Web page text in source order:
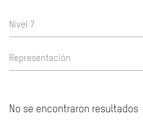
Nivel 7
Representación
No se encontraron resultados